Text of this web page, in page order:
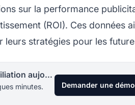
sur la performance
(ROI). Ces données
leurs stratégies pour les
Lancez votre programme d'affiliation aujourd'hui
minutes.
Demander une démo